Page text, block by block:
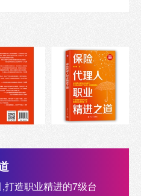
造职业精进的7级台